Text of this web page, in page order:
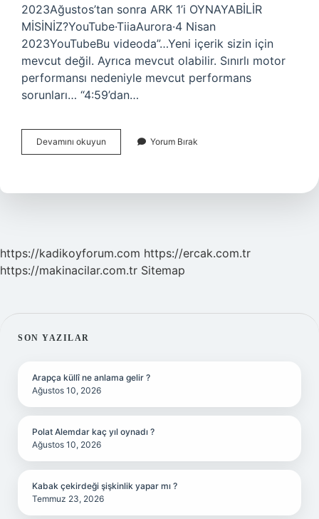
2023Ağustos’tan sonra ARK 1’i OYNAYABİLİR
MİSİNİZ?YouTube·TiiaAurora·4 Nisan
2023YouTubeBu videoda”…Yeni içerik sizin için
mevcut değil. Ayrıca mevcut olabilir. Sınırlı motor
performansı nedeniyle mevcut performans
sorunları… “4:59’dan…
Devamını okuyun
You
Pay
Yorum Bırak
https://kadikoyforum.com https://ercak.com.tr
https://makinacilar.com.tr Sitemap
SIDEBAR
SON YAZILAR
Arapça küllî ne anlama gelir ?
Ağustos 10, 2026
Polat Alemdar kaç yıl oynadı ?
Ağustos 10, 2026
Kabak çekirdeği şişkinlik yapar mı ?
Temmuz 23, 2026